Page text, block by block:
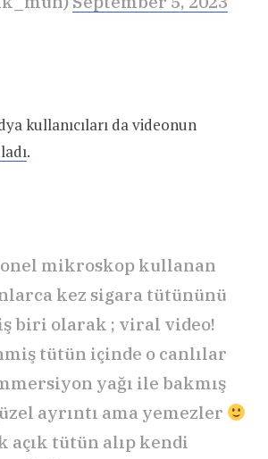
kullanıcıları da videonun
.
mikroskop kullanan
kez sigara tütününü
biri olarak ; viral video!
tütün içinde o canlılar
yağı ile bakmış
ayrıntı ama yemezler
açık tütün alıp kendi